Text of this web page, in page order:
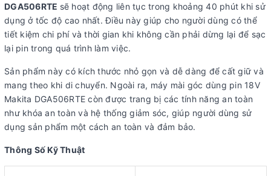
DGA506RTE sẽ hoạt động liên tục trong khoảng 40 phút khi sử
dụng ở tốc độ cao nhất. Điều này giúp cho người dùng có thể
tiết kiệm chi phí và thời gian khi không cần phải dừng lại để sạc
lại pin trong quá trình làm việc.
Sản phẩm này có kích thước nhỏ gọn và dễ dàng để cất giữ và
mang theo khi di chuyển. Ngoài ra, máy mài góc dùng pin 18V
Makita DGA506RTE còn được trang bị các tính năng an toàn
như khóa an toàn và hệ thống giảm sóc, giúp người dùng sử
dụng sản phẩm một cách an toàn và đảm bảo.
Thông Số Kỹ Thuật